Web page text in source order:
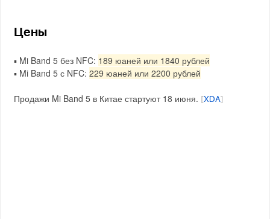
Цены
▪️ Mi Band 5 без NFC: 189 юаней или 1840 рублей
▪️ Mi Band 5 с NFC:229 юаней или 2200 рублей
Продажи Mi Band 5 в Китае стартуют 18 июня. [XDA